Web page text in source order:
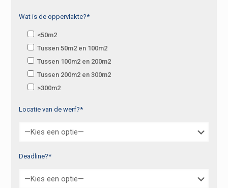
Wat is de oppervlakte?*
<50m2
Tussen 50m2 en 100m2
Tussen 100m2 en 200m2
Tussen 200m2 en 300m2
>300m2
Locatie van de werf?*
Deadline?*